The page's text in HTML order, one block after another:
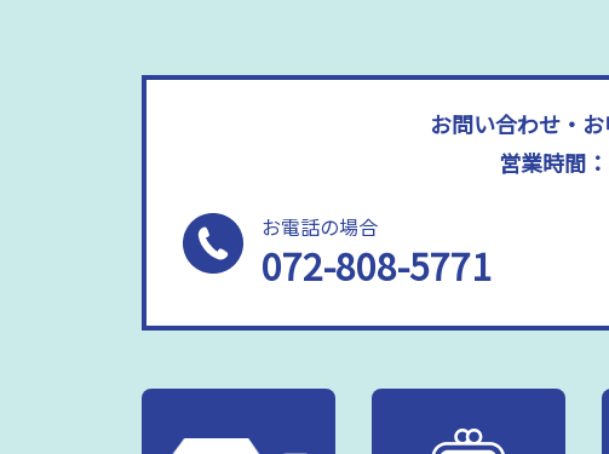
お問い合わせ・
営業時間
お電話の場合
072-808-5771